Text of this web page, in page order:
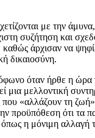
με την
συζήτηση και
άρχισαν να
δικαιοσύνη.
όταν ήρθε η ώρα
μελλοντική
που «αλλάζουν τη
προϋπόθεση ότι τα
όπως η μόνιμη αλλαγή